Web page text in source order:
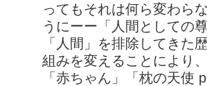
ってもそれは何ら変わら
うにーー「人間としての
「人間」を排除してきた
組みを変えることにより
「赤ちゃん」「枕の天使